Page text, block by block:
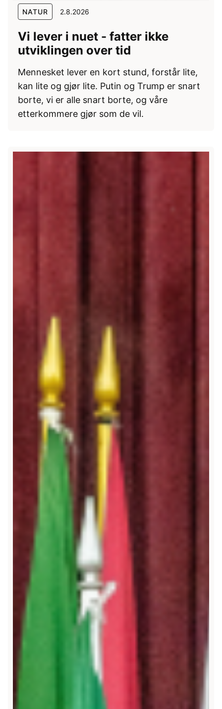
NATUR 2.8.2026
Vi lever i nuet - fatter ikke
utviklingen over tid
Mennesket lever en kort stund, forstår lite,
kan lite og gjør lite. Putin og Trump er snart
borte, vi er alle snart borte, og våre
etterkommere gjør som de vil.